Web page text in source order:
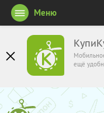
ещё
Меню